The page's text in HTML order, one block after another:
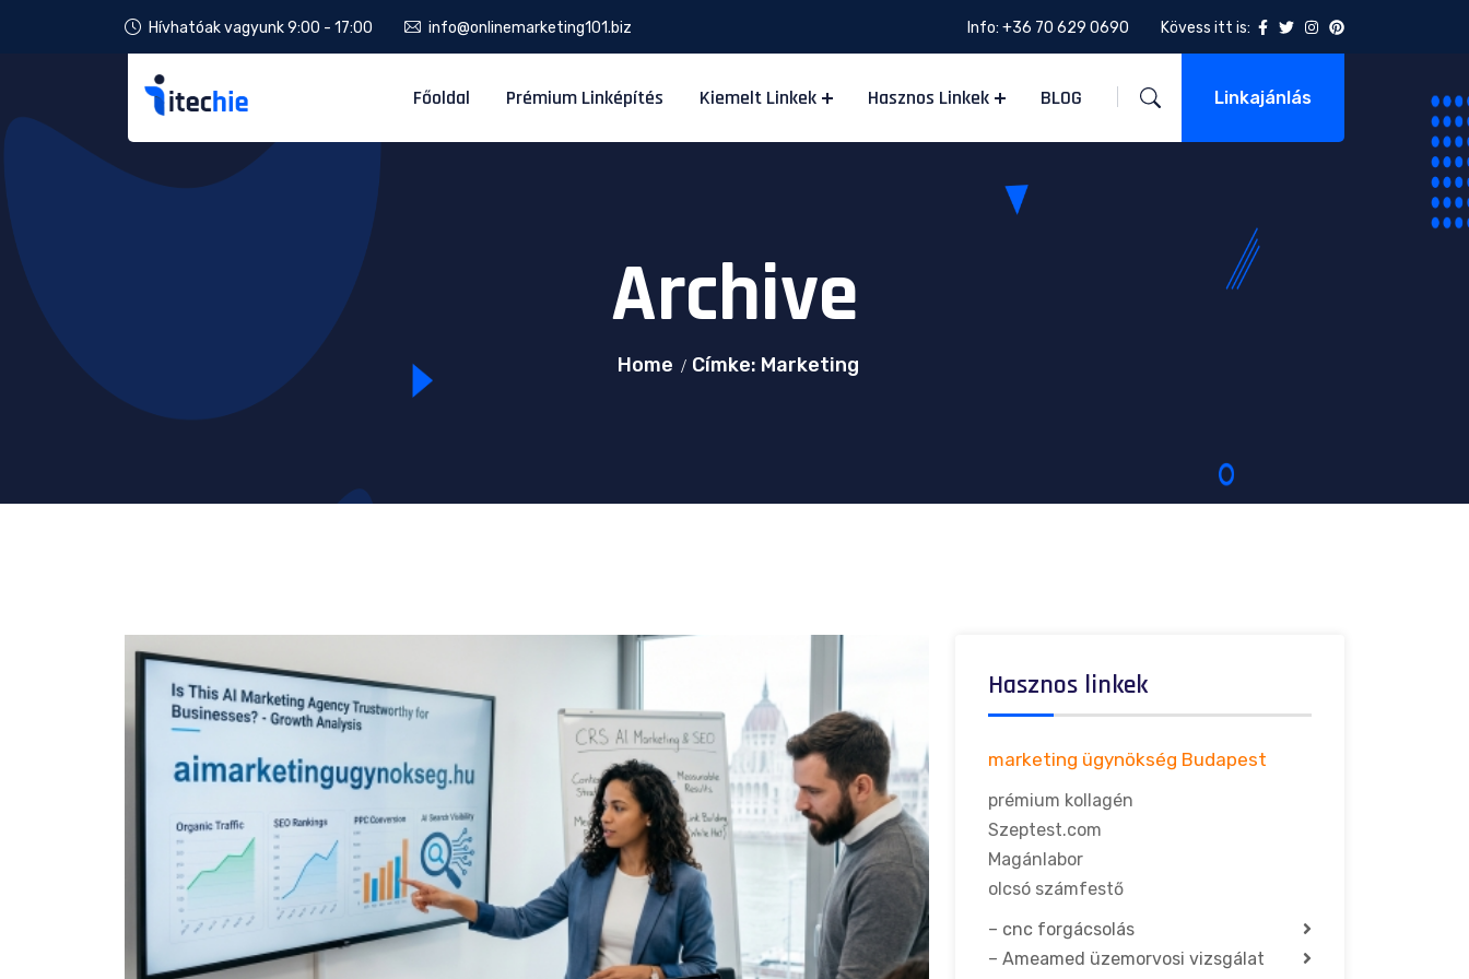
Hívhatóak vagyunk 9:00 - 17:00 info@onlinemarketing101.biz Info: +36 70 629 0690 Kövess itt is:
Főoldal Prémium Linképítés Kiemelt Linkek Hasznos Linkek BLOG Linkajánlás
Archive
Home Címke: Marketing
Hasznos linkek
marketing ügynökség Budapest
prémium kollagén
Szeptest.com
Magánlabor
olcsó számfestő
– cnc forgácsolás
– Ameamed üzemorvosi vizsgálat